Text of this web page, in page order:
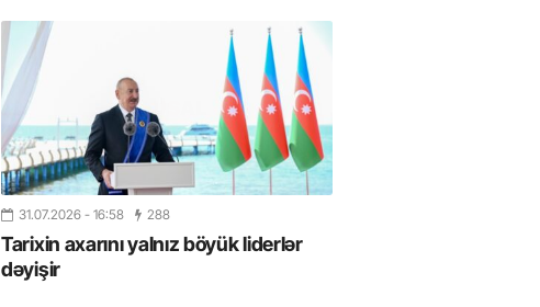
31.07.2026 - 16:58 288
Tarixin axarını yalnız böyük liderlər
dəyişir